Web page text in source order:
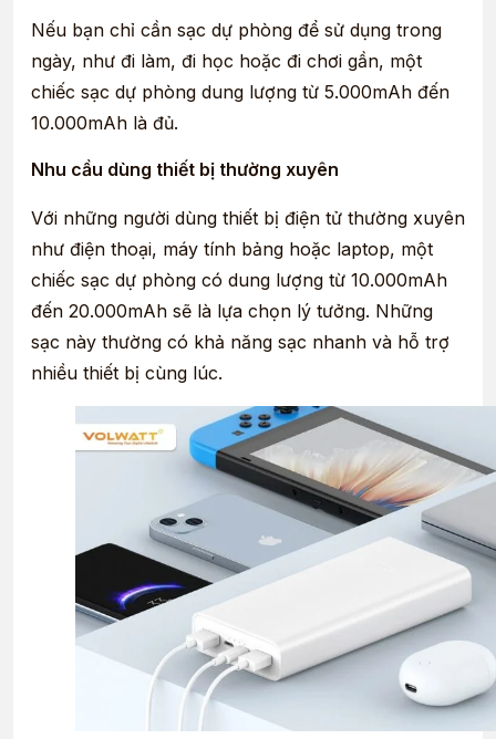
Nếu bạn chỉ cần sạc dự phòng để sử dụng trong
ngày, như đi làm, đi học hoặc đi chơi gần, một
chiếc sạc dự phòng dung lượng từ 5.000mAh đến
10.000mAh là đủ.
Nhu cầu dùng thiết bị thường xuyên
Với những người dùng thiết bị điện tử thường xuyên
như điện thoại, máy tính bảng hoặc laptop, một
chiếc sạc dự phòng có dung lượng từ 10.000mAh
đến 20.000mAh sẽ là lựa chọn lý tưởng. Những
sạc này thường có khả năng sạc nhanh và hỗ trợ
nhiều thiết bị cùng lúc.